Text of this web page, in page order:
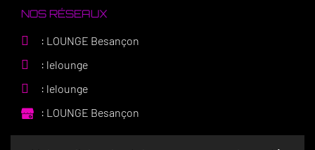
NOS RÉSEAUX
: LOUNGE Besançon
: lelounge
: lelounge
: LOUNGE Besançon